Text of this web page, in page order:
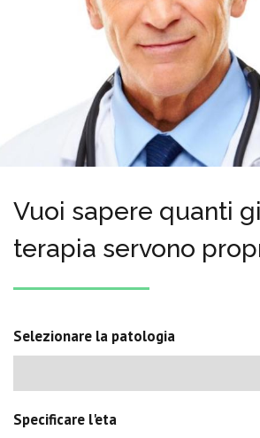
Vuoi sapere quanti
terapia servono
Selezionare la patologia
Specificare l'eta